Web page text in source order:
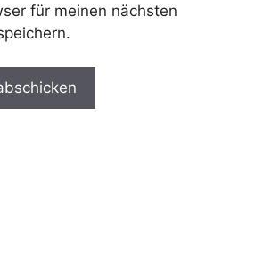
für meinen nächsten